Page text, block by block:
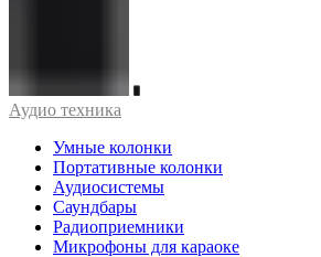
Аудио техника
Умные колонки
Портативные колонки
Аудиосистемы
Саундбары
Радиоприемники
Микрофоны для караоке